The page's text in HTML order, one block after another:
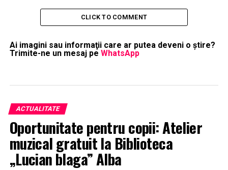
CLICK TO COMMENT
Ai imagini sau informaţii care ar putea deveni o ştire?
Trimite-ne un mesaj pe WhatsApp
ACTUALITATE
Oportunitate pentru copii: Atelier
muzical gratuit la Biblioteca
„Lucian blaga” Alba